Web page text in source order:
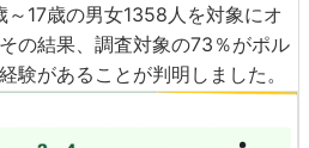
17歳の男女1358人を対象にオ
の結果、調査対象の73％がポル
験があることが判明しました。